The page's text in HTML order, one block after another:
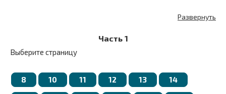
Развернуть
Часть 1
Выберите страницу
8 10 11 12 13 14